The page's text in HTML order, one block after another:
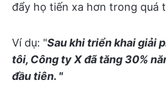
đẩy họ tiến xa hơn trong quá
Ví dụ: "Sau khi triển khai giải
tôi, Công ty X đã tăng 30%
đầu tiên. "